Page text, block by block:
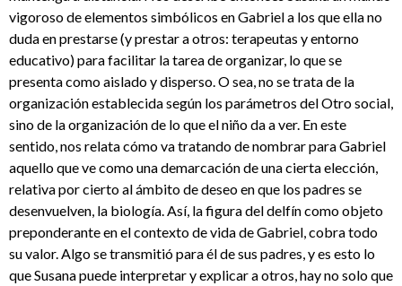
vigoroso de elementos simbólicos en Gabriel a los que ella no
duda en prestarse (y prestar a otros: terapeutas y entorno
educativo) para facilitar la tarea de organizar, lo que se
presenta como aislado y disperso. O sea, no se trata de la
organización establecida según los parámetros del Otro social,
sino de la organización de lo que el niño da a ver. En este
sentido, nos relata cómo va tratando de nombrar para Gabriel
aquello que ve como una demarcación de una cierta elección,
relativa por cierto al ámbito de deseo en que los padres se
desenvuelven, la biología. Así, la figura del delfín como objeto
preponderante en el contexto de vida de Gabriel, cobra todo
su valor. Algo se transmitió para él de sus padres, y es esto lo
que Susana puede interpretar y explicar a otros, hay no solo que